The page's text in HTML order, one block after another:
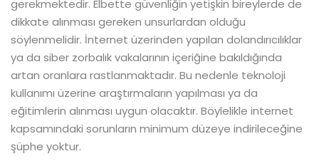
gerekmektedir. Elbette güvenliğin yetişkin bireylerde de
dikkate alınması gereken unsurlardan olduğu
söylenmelidir. İnternet üzerinden yapılan dolandırıcılıklar
ya da siber zorbalık vakalarının içeriğine bakıldığında
artan oranlara rastlanmaktadır. Bu nedenle teknoloji
kullanımı üzerine araştırmaların yapılması ya da
eğitimlerin alınması uygun olacaktır. Böylelikle internet
kapsamındaki sorunların minimum düzeye indirileceğine
şüphe yoktur.